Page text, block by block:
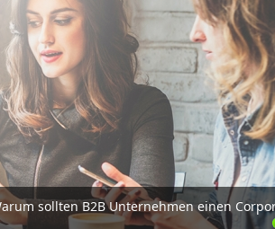
sollten B2B Unternehmen einen
Kampagnen, Tipps und Studien